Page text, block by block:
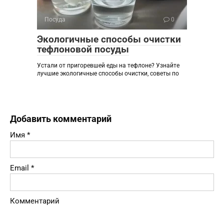
Посуда 0
Экологичные способы очистки
тефлоновой посуды
Устали от пригоревшей еды на тефлоне? Узнайте
лучшие экологичные способы очистки, советы по
Добавить комментарий
Имя *
Email *
Комментарий